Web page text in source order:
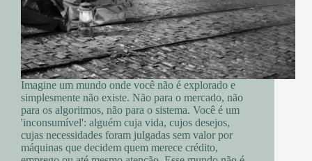
Imagine um mundo onde você não é explorado e
simplesmente não existe. Não para o mercado, não
para os algoritmos, não para o sistema. Você é um
'inconsumível': alguém cuja vida, cujos desejos,
cujas necessidades foram julgadas sem valor por
máquinas que decidem quem merece crédito,